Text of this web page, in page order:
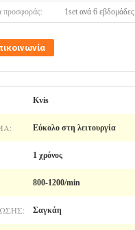
προσφοράς: 1set ανά 6 εβδομάδες
Kvis
Εύκολο στη λειτουργία
1 χρόνος
800-1200/min
Σαγκάη